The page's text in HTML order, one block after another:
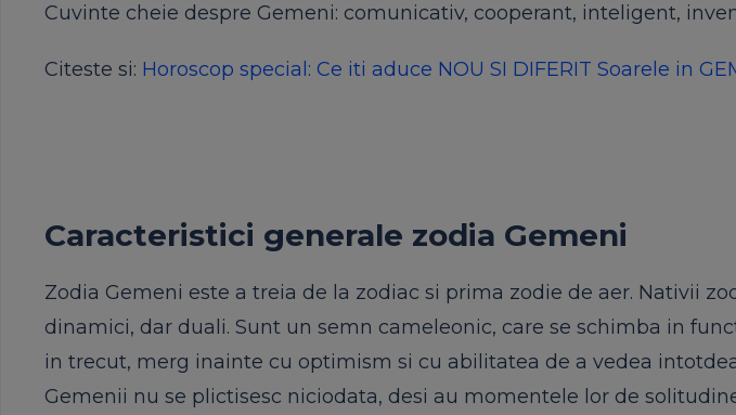
Cuvinte cheie despre Gemeni: comunicativ, cooperant, inteligent,
Citeste si: Horoscop special: Ce iti aduce NOU SI DIFERIT Soarele in
Caracteristici generale zodia Gemeni
Zodia Gemeni este a treia de la zodiac si prima zodie de aer. Nativii
dinamici, dar duali. Sunt un semn cameleonic, care se schimba in
in trecut, merg inainte cu optimism si cu abilitatea de a vedea
Gemenii nu se plictisesc niciodata, desi au momentele lor de